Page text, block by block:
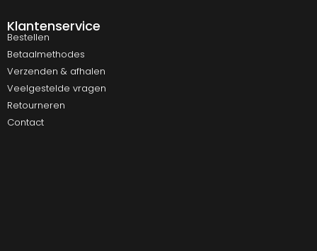
Klantenservice
Bestellen
Betaalmethodes
Verzenden & afhalen
Veelgestelde vragen
Retourneren
Contact